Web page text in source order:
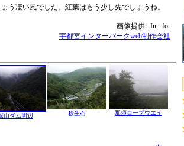
う凄い風でした。紅葉はもう少し先でしょうね。
画像提供 : In - for
宇都宮インターパークweb制作会社
山ダム周辺 殺生石 那須ロープウエイ